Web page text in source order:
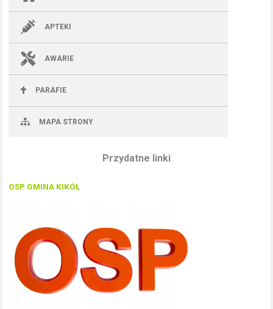
APTEKI
AWARIE
PARAFIE
MAPA STRONY
Przydatne linki
OSP GMINA KIKÓŁ